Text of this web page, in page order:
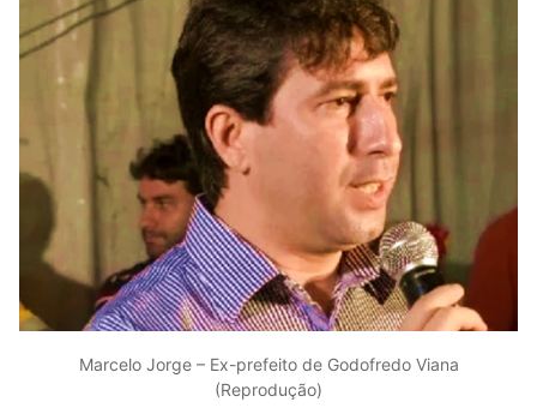
Marcelo Jorge – Ex-prefeito de Godofredo Viana
(Reprodução)